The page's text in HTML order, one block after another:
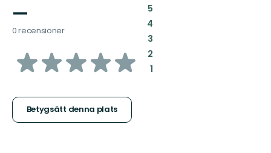
—
0 recensioner
av
stjärnor
Betygsätt denna plats
5:
4:
3:
2:
1: